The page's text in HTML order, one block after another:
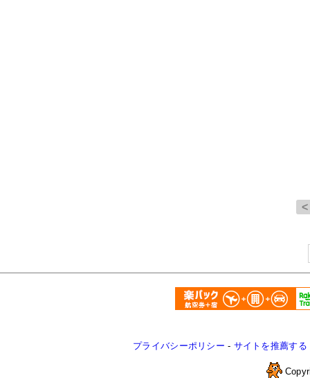
プライバシーポリシー - サイトを推薦する